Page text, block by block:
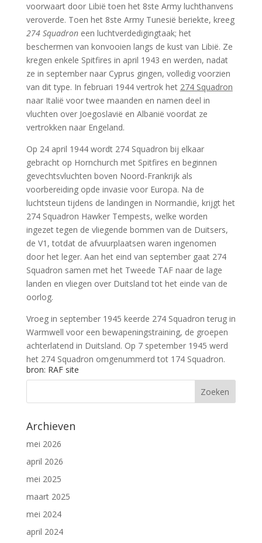
voorwaart door Libië toen het 8ste Army luchthanvens
veroverde. Toen het 8ste Army Tunesië beriekte, kreeg
274 Squadroneen luchtverdedigingtaak; het
beschermen van konvooien langs de kust van Libië. Ze
kregen enkele Spitfires in april 1943 en werden, nadat
ze in september naar Cyprus gingen, volledig voorzien
van dit type. In februari 1944 vertrok het 274 Squadron
naar Italië voor twee maanden en namen deel in
vluchten over Joegoslavië en Albanië voordat ze
vertrokken naar Engeland.
Op 24 april 1944 wordt 274 Squadron bij elkaar
gebracht op Hornchurch met Spitfires en beginnen
gevechtsvluchten boven Noord-Frankrijk als
voorbereiding opde invasie voor Europa. Na de
luchtsteun tijdens de landingen in Normandië, krijgt het
274 Squadron Hawker Tempests, welke worden
ingezet tegen de vliegende bommen van de Duitsers,
de V1, totdat de afvuurplaatsen waren ingenomen
door het leger. Aan het eind van september gaat 274
Squadron samen met het Tweede TAF naar de lage
landen en vliegen over Duitsland tot het einde van de
oorlog.
Vroeg in september 1945 keerde 274 Squadron terug in
Warmwell voor een bewapeningstraining, de groepen
achterlatend in Duitsland. Op 7 spetember1945 werd
het 274 Squadron omgenummerd tot 174 Squadron.
bron: RAF site
Archieven
mei 2026
april 2026
mei 2025
maart 2025
mei 2024
april 2024